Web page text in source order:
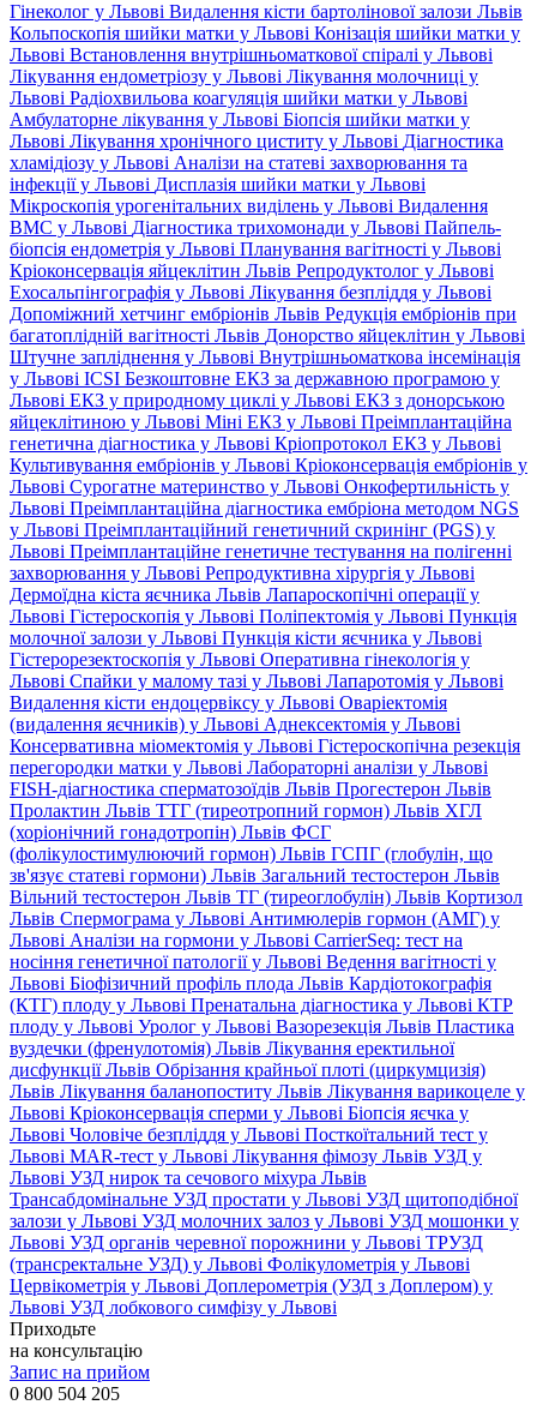
Гінеколог у Львові Видалення кісти бартолінової залози Львів
Кольпоскопія шийки матки у Львові Конізація шийки матки у
Львові Встановлення внутрішньоматкової спіралі у Львові
Лікування ендометріозу у Львові Лікування молочниці у
Львові Радіохвильова коагуляція шийки матки у Львові
Амбулаторне лікування у Львові Біопсія шийки матки у
Львові Лікування хронічного циститу у Львові Діагностика
хламідіозу у Львові Аналізи на статеві захворювання та
інфекції у Львові Дисплазія шийки матки у Львові
Мікроскопія урогенітальних виділень у Львові Видалення
ВМС у Львові Діагностика трихомонади у Львові Пайпель-
біопсія ендометрія у Львові Планування вагітності у Львові
Кріоконсервація яйцеклітин Львів Репродуктолог у Львові
Ехосальпінгографія у Львові Лікування безпліддя у Львові
Допоміжний хетчинг ембріонів Львів Редукція ембріонів при
багатоплідній вагітності Львів Донорство яйцеклітин у Львові
Штучне запліднення у Львові Внутрішньоматкова інсемінація
у Львові ICSI Безкоштовне ЕКЗ за державною програмою у
Львові ЕКЗ у природному циклі у Львові ЕКЗ з донорською
яйцеклітиною у Львові Міні ЕКЗ у Львові Преімплантаційна
генетична діагностика у Львові Кріопротокол ЕКЗ у Львові
Культивування ембріонів у Львові Кріоконсервація ембріонів у
Львові Сурогатне материнство у Львові Онкофертильність у
Львові Преімплантаційна діагностика ембріона методом NGS
у Львові Преімплантаційний генетичний скринінг (PGS) у
Львові Преімплантаційне генетичне тестування на полігенні
захворювання у Львові Репродуктивна хірургія у Львові
Дермоїдна кіста яєчника Львів Лапароскопічні операції у
Львові Гістероскопія у Львові Поліпектомія у Львові Пункція
молочної залози у Львові Пункція кісти яєчника у Львові
Гістерорезектоскопія у Львові Оперативна гінекологія у
Львові Спайки у малому тазі у Львові Лапаротомія у Львові
Видалення кісти ендоцервіксу у Львові Оваріектомія
(видалення яєчників) у Львові Аднексектомія у Львові
Консервативна міомектомія у Львові Гістероскопічна резекція
перегородки матки у Львові Лабораторні аналізи у Львові
FISH-діагностика сперматозоїдів Львів Прогестерон Львів
Пролактин Львів ТТГ (тиреотропний гормон) Львів ХГЛ
(хоріонічний гонадотропін) Львів ФСГ
(фолікулостимулюючий гормон) Львів ГСПГ (глобулін, що
зв'язує статеві гормони) Львів Загальний тестостерон Львів
Вільний тестостерон Львів ТГ (тиреоглобулін) Львів Кортизол
Львів Спермограма у Львові Антимюлерів гормон (АМГ) у
Львові Аналізи на гормони у Львові CarrierSeq: тест на
носіння генетичної патології у Львові Ведення вагітності у
Львові Біофізичний профіль плода Львів Кардіотокографія
(КТГ) плоду у Львові Пренатальна діагностика у Львові КТР
плоду у Львові Уролог у Львові Вазорезекція Львів Пластика
вуздечки (френулотомія) Львів Лікування еректильної
дисфункції Львів Обрізання крайньої плоті (циркумцизія)
Львів Лікування баланопоститу Львів Лікування варикоцеле у
Львові Кріоконсервація сперми у Львові Біопсія яєчка у
Львові Чоловіче безпліддя у Львові Посткоїтальний тест у
Львові MAR-тест у Львові Лікування фімозу Львів УЗД у
Львові УЗД нирок та сечового міхура Львів
Трансабдомінальне УЗД простати у Львові УЗД щитоподібної
залози у Львові УЗД молочних залоз у Львові УЗД мошонки у
Львові УЗД органів черевної порожнини у Львові ТРУЗД
(трансректальне УЗД) у Львові Фолікулометрія у Львові
Цервікометрія у Львові Доплерометрія (УЗД з Доплером) у
Львові УЗД лобкового симфізу у Львові
Приходьте
на консультацію
Запис на прийом
0 800 504 205